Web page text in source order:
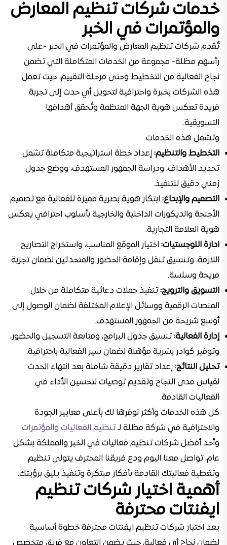
خدمات شركات تنظيم المعارض
والمؤتمرات في الخبر
تُقدم شركات تنظيم المعارض والمؤتمرات في الخبر -على
رأسهم مظلة- مجموعة من الخدمات المتكاملة التي تضمن
نجاح الفعالية من التخطيط وحتى مرحلة التقييم، حيث تعمل
هذه الشركات بخبرة واحترافية لتحويل أي حدث إلى تجربة
فريدة تعكس هوية الجهة المنظمة وتُحقق أهدافها
التسويقية.
وتشمل هذه الخدمات:
التخطيط والتنظيم: إعداد خطة استراتيجية متكاملة تشمل
تحديد الأهداف، ودراسة الجمهور المستهدف، ووضع جدول
زمني دقيق للتنفيذ.
التصميم والإبداع: ابتكار هوية بصرية مميزة للفعالية مع تصميم
الأجنحة والديكورات الداخلية والخارجية بأسلوب احترافي يعكس
هوية العلامة التجارية.
ادارة اللوجستيات: اختيار الموقع المناسب، واستخراج التصاريح
اللازمة، وتنسيق تنقل وإقامة الحضور والمتحدثين لضمان تجربة
مريحة وسلسة.
التسويق والترويج:تنفيذ حملات دعائية متكاملة من خلال
المنصات الرقمية ووسائل الإعلام المختلفة لضمان الوصول إلى
أوسع شريحة من الجمهور المستهدف.
إدارة الفعالية:تنسيق جدول البرامج، ومتابعة التسجيل والحضور،
وتوفير كوادر بشرية مؤهلة لضمان سير الفعالية باحترافية.
تحليل النتائج: إعداد تقارير دقيقة شاملة بعد انتهاء الحدث
لقياس مدى النجاح وتقديم توصيات لتحسين الأداء في
الفعاليات القادمة.
كل هذه الخدمات وأكثر نوفرها لك بأعلى معايير الجودة
والاحترافية في شركة مظلة لـتنظيم الفعاليات والمؤتمرات
وأحد أفضل شركات تنظيم فعاليات في الخبر والمملكة بشكل
عام، تواصل معنا اليوم ودع فريقنا المحترف يتولى تنظيم
وتغطية فعاليتك القادمة بأفكار مبتكرة وتنفيذ يليق برؤيتك.
أهمية اختيار شركات تنظيم
ايفنتات محترفة
يعد اختيار شركات تنظيم ايفنتات محترفة خطوة أساسية